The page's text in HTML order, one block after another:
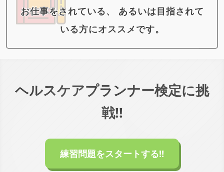
お仕事をされている、 あるいは目指されて
いる方にオススメです。
ヘルスケアプランナー検定に挑
戦!!
練習問題をスタートする!!